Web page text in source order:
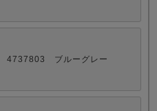
ャマ一覧はこちら
4737803 ブルーグレー